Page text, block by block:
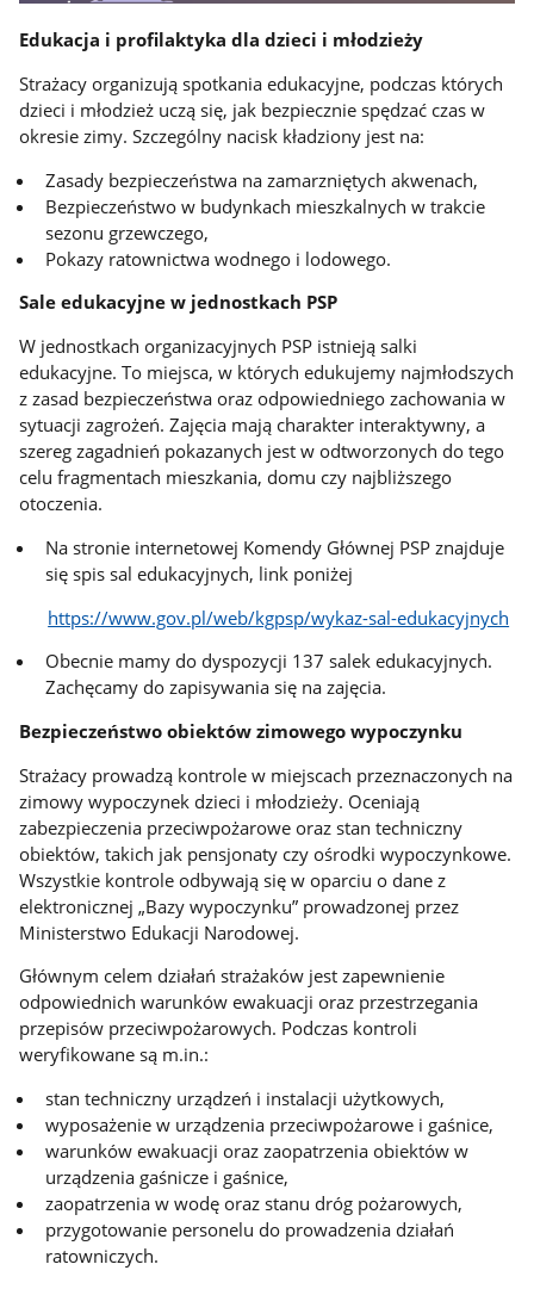
Edukacja i profilaktyka dla dzieci i młodzieży
Strażacy organizują spotkania edukacyjne, podczas których
dzieci i młodzież uczą się, jak bezpiecznie spędzać czas w
okresie zimy. Szczególny nacisk kładziony jest na:
Zasady bezpieczeństwa na zamarzniętych akwenach,
Bezpieczeństwo w budynkach mieszkalnych w trakcie
sezonu grzewczego,
Pokazy ratownictwa wodnego i lodowego.
Sale edukacyjne w jednostkach PSP
W jednostkach organizacyjnych PSP istnieją salki
edukacyjne. To miejsca, w których edukujemy najmłodszych
z zasad bezpieczeństwa oraz odpowiedniego zachowania w
sytuacji zagrożeń. Zajęcia mają charakter interaktywny, a
szereg zagadnień pokazanych jest w odtworzonych do tego
celu fragmentach mieszkania, domu czy najbliższego
otoczenia.
Na stronie internetowej Komendy Głównej PSP znajduje
się spis sal edukacyjnych, link poniżej
https://www.gov.pl/web/kgpsp/wykaz-sal-edukacyjnych
Obecnie mamy do dyspozycji 137 salek edukacyjnych.
Zachęcamy do zapisywania się na zajęcia.
Bezpieczeństwo obiektów zimowego wypoczynku
Strażacy prowadzą kontrole w miejscach przeznaczonych na
zimowy wypoczynek dzieci i młodzieży. Oceniają
zabezpieczenia przeciwpożarowe oraz stan techniczny
obiektów, takich jak pensjonaty czy ośrodki wypoczynkowe.
Wszystkie kontrole odbywają się w oparciu o dane z
elektronicznej „Bazy wypoczynku” prowadzonej przez
Ministerstwo Edukacji Narodowej.
Głównym celem działań strażaków jest zapewnienie
odpowiednich warunków ewakuacji oraz przestrzegania
przepisów przeciwpożarowych. Podczas kontroli
weryfikowane są m.in.:
stan techniczny urządzeń i instalacji użytkowych,
wyposażenie w urządzenia przeciwpożarowe i gaśnice,
warunków ewakuacji oraz zaopatrzenia obiektów w
urządzenia gaśnicze i gaśnice,
zaopatrzenia w wodę oraz stanu dróg pożarowych,
przygotowanie personelu do prowadzenia działań
ratowniczych.